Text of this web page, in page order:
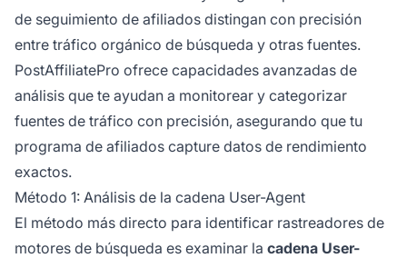
de seguimiento de afiliados distingan con precisión
entre tráfico orgánico de búsqueda y otras fuentes.
PostAffiliatePro ofrece capacidades avanzadas de
análisis que te ayudan a monitorear y categorizar
fuentes de tráfico con precisión, asegurando que tu
programa de afiliados capture datos de rendimiento
exactos.
Método 1: Análisis de la cadena User-Agent
El método más directo para identificar rastreadores de
motores de búsqueda es examinar la cadena User-